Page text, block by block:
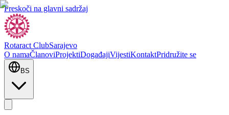
Preskoči na glavni sadržaj
Rotaract ClubSarajevo
O namaČlanoviProjektiDogađajiVijestiKontaktPridružite se
BS